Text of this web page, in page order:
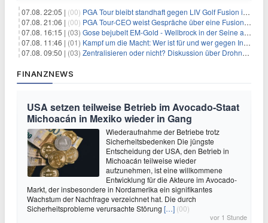
07.08. 22:05 | (00) PGA Tour bleibt standhaft gegen LIV Golf Fusion in einem sich wandelnden Sportumfeld
07.08. 21:06 | (00) PGA Tour-CEO weist Gespräche über eine Fusion mit LIV Golf zurück und bekräftigt die Wettbewerbslandschaft
07.08. 16:15 | (03) Gose bejubelt EM-Gold - Wellbrock in der Seine ausgebremst
07.08. 11:46 | (01) Kampf um die Macht: Wer ist für und wer gegen Infantino?
07.08. 09:50 | (03) Zentralisieren oder nicht? Diskussion über Drohnenabwehr
FINANZNEWS
USA setzen teilweise Betrieb im Avocado-Staat
Michoacán in Mexiko wieder in Gang
Wiederaufnahme der Betriebe trotz
Sicherheitsbedenken Die jüngste
Entscheidung der USA, den Betrieb in
Michoacán teilweise wieder
aufzunehmen, ist eine willkommene
Entwicklung für die Akteure im Avocado-
Markt, der insbesondere in Nordamerika ein signifikantes
Wachstum der Nachfrage verzeichnet hat. Die durch
Sicherheitsprobleme verursachte Störung […] (00)
vor 1 Stunde